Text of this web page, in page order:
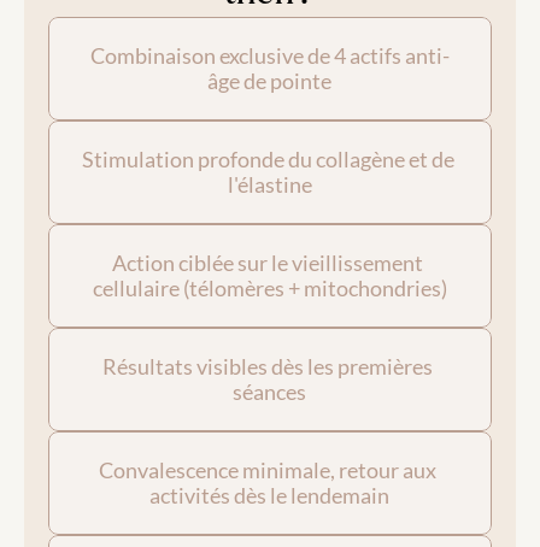
Combinaison exclusive de 4 actifs anti-
âge de pointe
Stimulation profonde du collagène et de
l'élastine
Action ciblée sur le vieillissement
cellulaire (télomères + mitochondries)
Résultats visibles dès les premières
séances
Convalescence minimale, retour aux
activités dès le lendemain